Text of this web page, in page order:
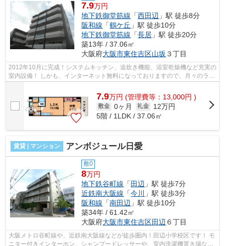
7.9万円
地下鉄御堂筋線 「西田辺 」駅 徒歩8分
阪和線 「鶴ケ丘 」駅 徒歩10分
地下鉄御堂筋線 「長居 」駅 徒歩20分
築13年 / 37.06㎡
大阪府大阪市東住吉区山坂 ３丁目
2012年10月に完成！システムキッチン、追炊き機能、浴室乾燥機など充実の
室内設備！ しかも、インターネット無料になっておりますので、月々のラン
7.9万円 (管理費等：13,000円 )
敷金 0ヶ月 礼金
12万円
5階 / 1LDK / 37.06㎡
賃貸 | マンション アンボジュール日愛
敷0
8万円
地下鉄谷町線 「 田辺 」駅 徒歩7分
近鉄南大阪線 「今川
」駅 徒歩3分
阪和線 「南田辺 」駅 徒歩10分
築34年 / 61.42㎡
大阪府大阪市東住吉区田辺 ６丁目
大阪メトロ谷町線や、近鉄南大阪線などが徒歩圏内！田辺小学校区です！ モ
ニター付きインターホン、シャンプードレッサーや、室内洗濯機置き場など